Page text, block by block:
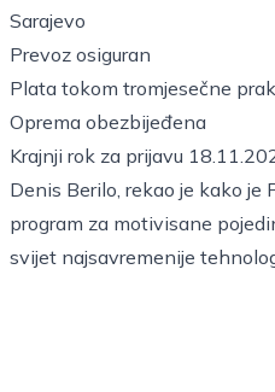
Sarajevo
Prevoz osiguran
Plata tokom tromjesečne
Oprema obezbijeđena
Krajnji rok za prijavu
Denis Berilo, rekao je kako je
program za motivisane
svijet najsavremenije